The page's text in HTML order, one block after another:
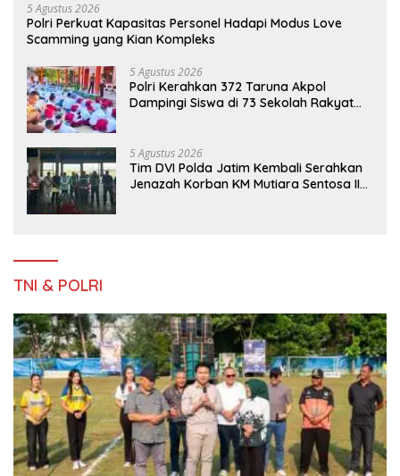
5 Agustus 2026
Polri Perkuat Kapasitas Personel Hadapi Modus Love
Scamming yang Kian Kompleks
5 Agustus 2026
Polri Kerahkan 372 Taruna Akpol
Dampingi Siswa di 73 Sekolah Rakyat
5 Agustus 2026
Tim DVI Polda Jatim Kembali Serahkan
Jenazah Korban KM Mutiara Sentosa II
TNI & POLRI